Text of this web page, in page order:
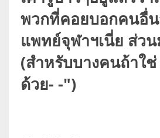
พวกที่คอยบอกคนอื่น
แพทย์จุฬาฯเนี่ย ส่ว
(สำหรับบางคนถ้าใ
ด้วย- -")